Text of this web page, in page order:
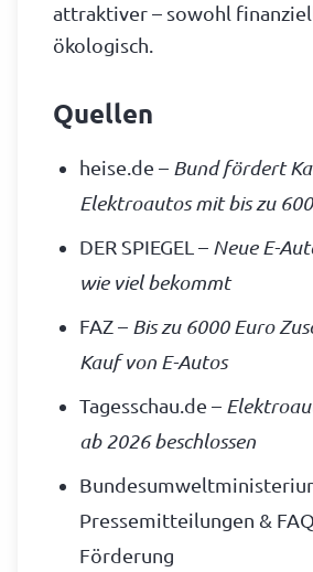
attraktiver – sowohl
ökologisch.
Quellen
heise.de – Bund fördert
Elektroautos mit bis zu
DER SPIEGEL – Neue E-
wie viel bekommt
FAZ – Bis zu 6000 Euro
Kauf von E-Autos
Tagesschau.de –
ab 2026 beschlossen
Pressemitteilungen &
Förderung